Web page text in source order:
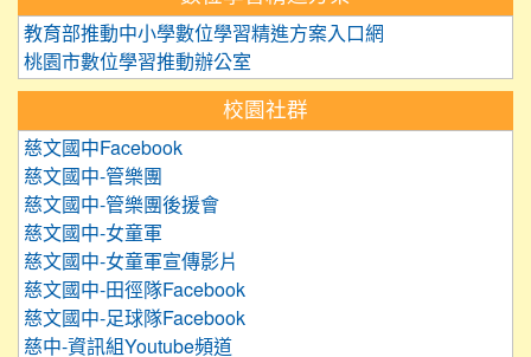
教育部推動中小學數位學習精進方案入口網
桃園市數位學習推動辦公室
校園社群
慈文國中Facebook
慈文國中-管樂團
慈文國中-管樂團後援會
慈文國中-女童軍
慈文國中-女童軍宣傳影片
慈文國中-田徑隊Facebook
慈文國中-足球隊Facebook
慈中-資訊組Youtube頻道